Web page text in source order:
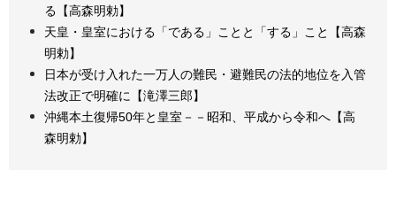
る【高森明勅】
天皇・皇室における「である」ことと「する」こと【高森
明勅】
日本が受け入れた一万人の難民・避難民の法的地位を入管
法改正で明確に【滝澤三郎】
沖縄本土復帰50年と皇室－－昭和、平成から令和へ【高
森明勅】